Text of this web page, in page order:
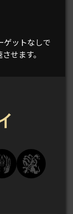
ゲットなしで
せます。